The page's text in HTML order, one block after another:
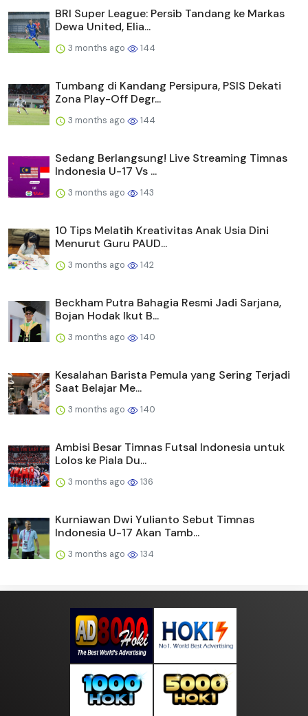
BRI Super League: Persib Tandang ke Markas
Dewa United, Elia...
3 months ago 144
Tumbang di Kandang Persipura, PSIS Dekati
Zona Play-Off Degr...
3 months ago 144
Sedang Berlangsung! Live Streaming Timnas
Indonesia U-17 Vs ...
3 months ago 143
10 Tips Melatih Kreativitas Anak Usia Dini
Menurut Guru PAUD...
3 months ago 142
Beckham Putra Bahagia Resmi Jadi Sarjana,
Bojan Hodak Ikut B...
3 months ago 140
Kesalahan Barista Pemula yang Sering Terjadi
Saat Belajar Me...
3 months ago 140
Ambisi Besar Timnas Futsal Indonesia untuk
Lolos ke Piala Du...
3 months ago 136
Kurniawan Dwi Yulianto Sebut Timnas
Indonesia U-17 Akan Tamb...
3 months ago 134